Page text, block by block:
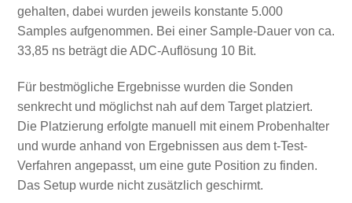
gehalten, dabei wurden jeweils konstante 5.000
Samples aufgenommen. Bei einer Sample-Dauer von ca.
33,85 ns beträgt die ADC-Auflösung 10 Bit.
Für bestmögliche Ergebnisse wurden die Sonden
senkrecht und möglichst nah auf dem Target platziert.
Die Platzierung erfolgte manuell mit einem Probenhalter
und wurde anhand von Ergebnissen aus dem t-Test-
Verfahren angepasst, um eine gute Position zu finden.
Das Setup wurde nicht zusätzlich geschirmt.